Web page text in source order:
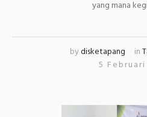
yang mana
bydisketapang in
5